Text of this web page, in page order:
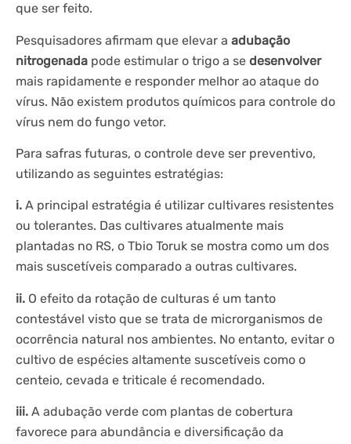
que ser feito.
Pesquisadores afirmam que elevar a adubação
nitrogenada pode estimular o trigo a se desenvolver
mais rapidamente e responder melhor ao ataque do
vírus. Não existem produtos químicos para controle do
vírus nem do fungo vetor.
Para safras futuras, o controle deve ser preventivo,
utilizando as seguintes estratégias:
i. A principal estratégia é utilizar cultivares resistentes
ou tolerantes. Das cultivares atualmente mais
plantadas no RS, o Tbio Toruk se mostra como um dos
mais suscetíveis comparado a outras cultivares.
ii. O efeito da rotação de culturas é um tanto
contestável visto que se trata de microrganismos de
ocorrência natural nos ambientes. No entanto, evitar o
cultivo de espécies altamente suscetíveis como o
centeio, cevada e triticale é recomendado.
iii. A adubação verde com plantas de cobertura
favorece para abundância e diversificação da